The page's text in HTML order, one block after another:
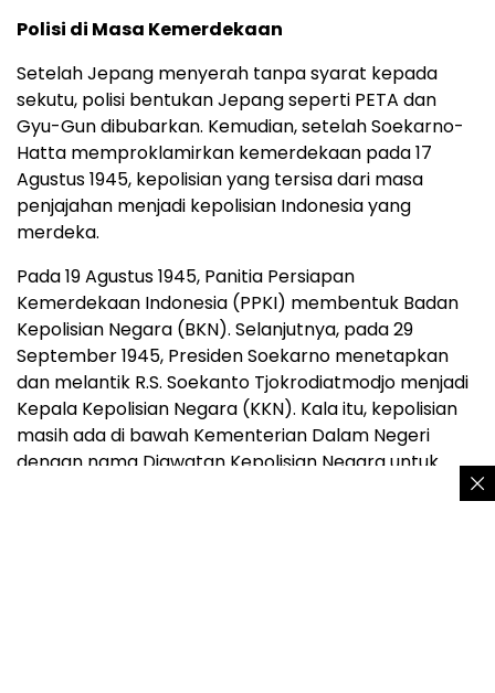
Polisi di Masa Kemerdekaan
Setelah Jepang menyerah tanpa syarat kepada
sekutu, polisi bentukan Jepang seperti PETA dan
Gyu-Gun dibubarkan. Kemudian, setelah Soekarno-
Hatta memproklamirkan kemerdekaan pada 17
Agustus 1945, kepolisian yang tersisa dari masa
penjajahan menjadi kepolisian Indonesia yang
merdeka.
Pada 19 Agustus 1945, Panitia Persiapan
Kemerdekaan Indonesia (PPKI) membentuk Badan
Kepolisian Negara (BKN). Selanjutnya, pada 29
September 1945, Presiden Soekarno menetapkan
dan melantik R.S. Soekanto Tjokrodiatmodjo menjadi
Kepala Kepolisian Negara (KKN). Kala itu, kepolisian
masih ada di bawah Kementerian Dalam Negeri
dengan nama Djawatan Kepolisian Negara untuk